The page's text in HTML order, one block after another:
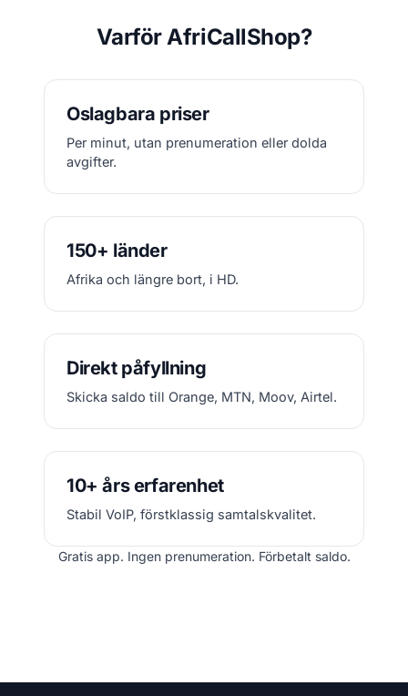
Varför AfriCallShop?
Oslagbara priser
Per minut, utan prenumeration eller dolda
avgifter.
150+ länder
Afrika och längre bort, i HD.
Direkt påfyllning
Skicka saldo till Orange, MTN, Moov, Airtel.
10+ års erfarenhet
Stabil VoIP, förstklassig samtalskvalitet.
Gratis app. Ingen prenumeration. Förbetalt saldo.